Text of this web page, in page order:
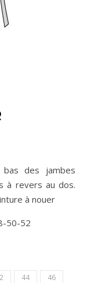
à revers au dos.
à nouer
50-52
44
46